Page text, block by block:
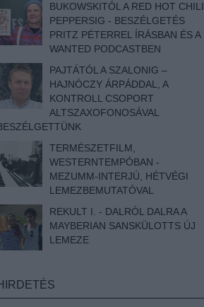
BUKOWSKITÓL A RED HOT CHILI
PEPPERSIG - BESZÉLGETÉS
PRITZ PÉTERREL ÍRÁSBAN ÉS A
WANTED PODCASTBEN
PAJTÁTÓL A SZALONIG –
HAJNÓCZY ÁRPÁDDAL, A
KONTROLL CSOPORT
ALTSZAXOFONOSÁVAL
TERMÉSZETFILM,
WESTERNTEMPÓBAN -
MEZUMM-INTERJÚ, HÉTVÉGI
LEMEZBEMUTATÓVAL
REKULT I. - DALRÓL DALRA A
MAYBERIAN SANSKÜLOTTS ÚJ
LEMEZE